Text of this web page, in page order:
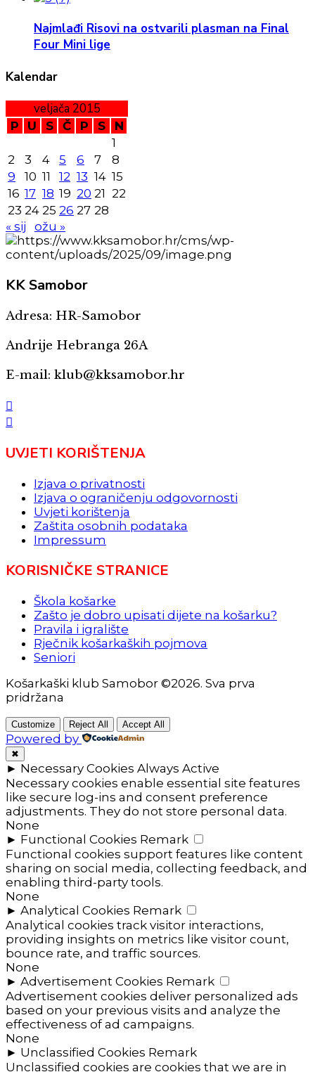
Najmlađi Risovi na ostvarili plasman na Final
Four Mini lige
Kalendar
veljača 2015
P U S Č P S
N
1
2
3 4 5 6 7
8
9
10 11 12 13 14 15
16 17 18 19 20 21 22
23 24 25 26 27 28
« sij
ožu »
KKSamobor
Adresa: HR-Samobor
Andrije Hebranga 26A
E-mail: klub@kksamobor.hr
UVJETI KORIŠTENJA
Izjava o privatnosti
Izjava o ograničenju odgovornosti
Uvjeti korištenja
Zaštita osobnih podataka
Impressum
KORISNIČKE STRANICE
Škola košarke
Zašto je dobro upisati dijete na košarku?
Pravila i igralište
Rječnik košarkaških pojmova
Seniori
Košarkaški klub Samobor ©2026. Sva prva
pridržana
Customize Reject All Accept All
Powered by
✖
► Necessary Cookies Always Active
Necessary cookies enable essential site features
like secure log-ins and consent preference
adjustments. They do not store personal data.
None
► Functional Cookies Remark
Functional cookies support features like content
sharing on social media, collecting feedback, and
enabling third-party tools.
None
► Analytical Cookies Remark
Analytical cookies track visitor interactions,
providing insights on metrics like visitor count,
bounce rate, and traffic sources.
None
► Advertisement Cookies Remark
Advertisement cookies deliver personalized ads
based on your previous visits and analyze the
effectiveness of ad campaigns.
None
► Unclassified Cookies Remark
Unclassified cookies are cookies that we are in